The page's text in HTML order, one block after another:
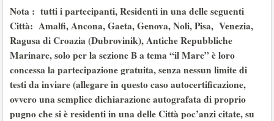
Nota : tutti i partecipanti, Residenti in una delle seguenti
Città: Amalfi, Ancona, Gaeta, Genova, Noli, Pisa, Venezia,
Ragusa di Croazia (Dubrovinik), Antiche Repubbliche
Marinare, solo per la sezione B a tema “il Mare” è loro
concessa la partecipazione gratuita, senza nessun limite di
testi da inviare (allegare in questo caso autocertificazione,
ovvero una semplice dichiarazione autografata di proprio
pugno che si è residenti in una delle Città poc’anzi citate, su